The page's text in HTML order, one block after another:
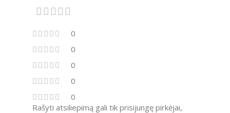
0
0
0
0
0
Rašyti atsiliepimą gali tik prisijungę pirkėjai,